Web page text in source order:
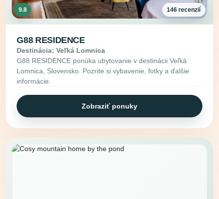
9.8 146 recenzií
G88 RESIDENCE
Destinácia: Veľká Lomnica
G88 RESIDENCE ponúka ubytovanie v destinácii Veľká
Lomnica, Slovensko. Pozrite si vybavenie, fotky a ďalšie
informácie.
Zobraziť ponuky